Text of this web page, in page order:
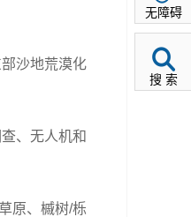
沙地荒漠化
、无人机和
原、槭树/栎
无障碍
搜 索